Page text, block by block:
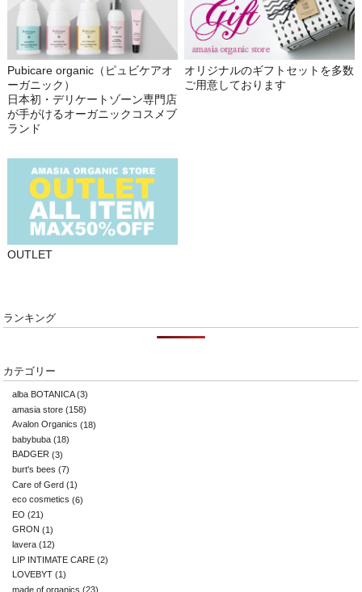
Pubicare organic（ピュビケアオ
ーガニック）
日本初・デリケートゾーン専門店
が手がけるオーガニックコスメブ
ランド
オリジナルのギフトセットを多数
ご用意しております
OUTLET
ランキング
カテゴリー
alba BOTANICA(3)
amasia store (158)
Avalon Organics (18)
babybuba (18)
BADGER (3)
burt's bees (7)
Care of Gerd (1)
eco cosmetics (6)
EO (21)
GRON (1)
lavera (12)
LIP INTIMATE CARE (2)
LOVEBYT (1)
made of organics (23)